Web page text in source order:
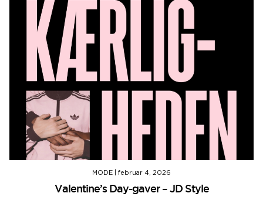
MODE februar 4, 2026
Valentine’s Day-gaver – JD Style